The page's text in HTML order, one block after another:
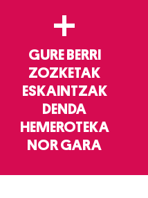
+
GURE BERRI
ZOZKETAK
ESKAINTZAK
DENDA
HEMEROTEKA
NOR GARA